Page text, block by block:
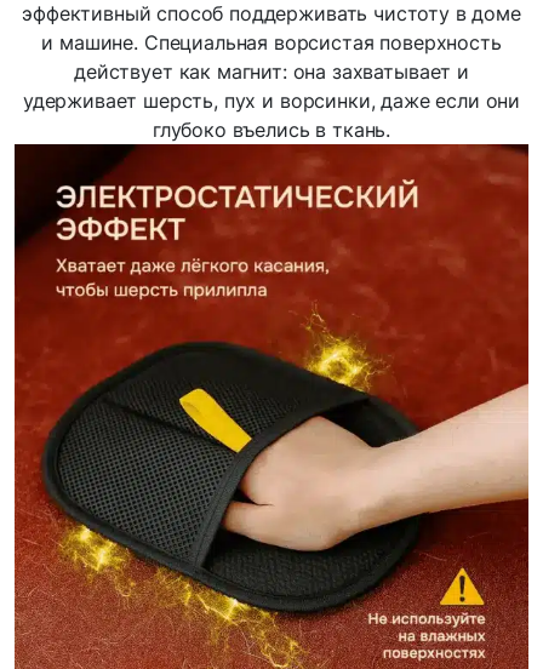
эффективный способ поддерживать чистоту в доме
и машине. Специальная ворсистая поверхность
действует как магнит: она захватывает и
удерживает шерсть, пух и ворсинки, даже если они
глубоко въелись в ткань.